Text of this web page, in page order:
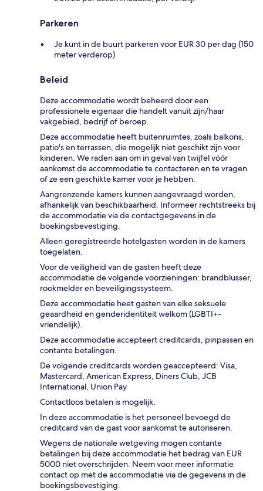
Parkeren
Je kunt in de buurt parkeren voor EUR 30 per dag (150
meter verderop)
Beleid
Deze accommodatie wordt beheerd door een
professionele eigenaar die handelt vanuit zijn/haar
vakgebied, bedrijf of beroep.
Deze accommodatie heeft buitenruimtes, zoals balkons,
patio's en terrassen, die mogelijk niet geschikt zijn voor
kinderen. We raden aan om in geval van twijfel vóór
aankomst de accommodatie te contacteren en te vragen
of ze een geschikte kamer voor je hebben.
Aangrenzende kamers kunnen aangevraagd worden,
afhankelijk van beschikbaarheid. Informeer rechtstreeks bij
de accommodatie via de contactgegevens in de
boekingsbevestiging.
Alleen geregistreerde hotelgasten worden in de kamers
toegelaten.
Voor de veiligheid van de gasten heeft deze
accommodatie de volgende voorzieningen: brandblusser,
rookmelder en beveiligingssysteem.
Deze accommodatie heet gasten van elke seksuele
geaardheid en genderidentiteit welkom (LGBTI+-
vriendelijk).
Deze accommodatie accepteert creditcards, pinpassen en
contante betalingen.
De volgende creditcards worden geaccepteerd: Visa,
Mastercard, American Express, Diners Club, JCB
International, Union Pay
Contactloos betalen is mogelijk.
In deze accommodatie is het personeel bevoegd de
creditcard van de gast voor aankomst te autoriseren.
Wegens de nationale wetgeving mogen contante
betalingen bij deze accommodatie het bedrag van EUR
5000 niet overschrijden. Neem voor meer informatie
contact op met de accommodatie via de gegevens in de
boekingsbevestiging.